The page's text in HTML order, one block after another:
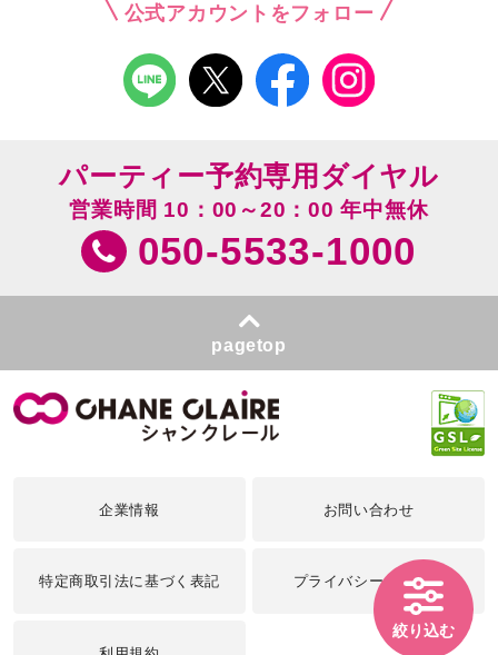
公式アカウントをフォロー
絞り込む
パーティー予約専用ダイヤル
営業時間 10：00～20：00 年中無休
050-5533-1000
pagetop
企業情報 お問い合わせ
特定商取引法に基づく表記 プライバシーポリシー